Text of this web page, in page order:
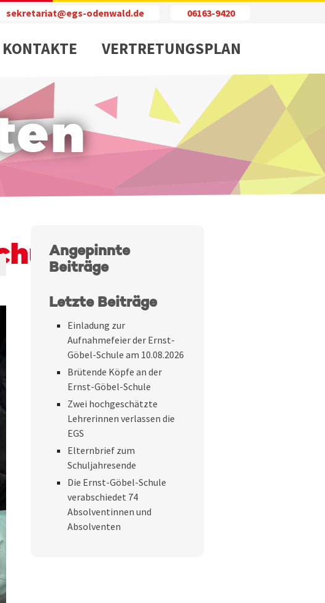
sekretariat@egs-odenwald.de 06163-9420
KONTAKTE VERTRETUNGSPLAN
Angepinnte
Beiträge
Letzte Beiträge
Einladung zur
Aufnahmefeier der Ernst-
Göbel-Schule am 10.08.2026
Brütende Köpfe an der
Ernst-Göbel-Schule
Zwei hochgeschätzte
Lehrerinnen verlassen die
EGS
Elternbrief zum
Schuljahresende
Die Ernst-Göbel-Schule
verabschiedet 74
Absolventinnen und
Absolventen